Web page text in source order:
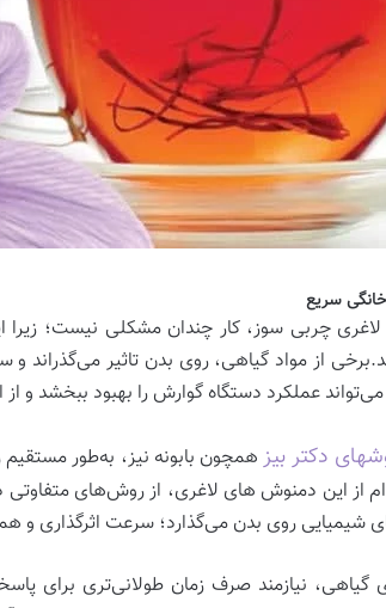
سریع
چربی سوز، کار چندان مشکلی نیست؛
از مواد گیاهی، روی بدن تاثیر
عملکرد دستگاه گوارش را بهبود ببخشد و
دکتر بیز همچون بابونه نیز، به‌طور
از این دمنوش های لاغری، از روش‌های
شیمیایی روی بدن می‌گذارد؛ سرعت اثرگذاری و
گیاهی، نیازمند صرف زمان طولانی‌تری برای